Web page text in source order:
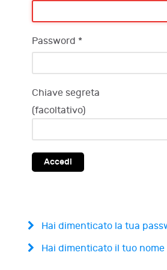
Password *
Chiave segreta
(facoltativo)
Accedi
Hai dimenticato la tua
Hai dimenticato il tuo